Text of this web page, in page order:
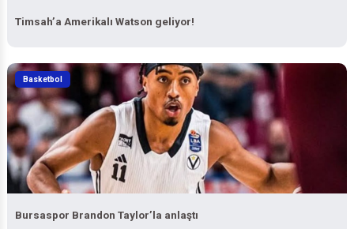
Timsah’a Amerikalı Watson geliyor!
Basketbol
Bursaspor Brandon Taylor’la anlaştı